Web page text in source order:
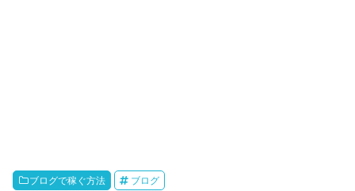
ブログで稼ぐ方法 ブログ